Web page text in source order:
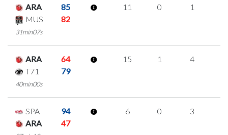
ARA
85
MUS
82
31min07s
11 0 1
ARA
64
T71
79
40min00s
15 1 4
SPA
94
ARA
47
6 0 3